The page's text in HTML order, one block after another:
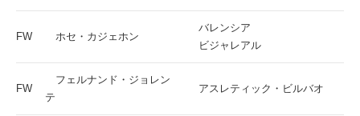
FW ホセ・カジェホン
バレンシア
ビジャレアル
FW
フェルナンド・ジョレン
テ
アスレティック・ビルバオ